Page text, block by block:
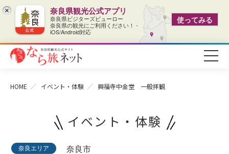
× 奈良県観光公式アプリ
奈良県ビジターズビューロー
奈良県の観光にご利用ください！ -
iOS/Android対応
使ってみる
HOME イベント・体験 興福寺中金堂 一般拝観
イベント・体験
奈良エリア 奈良市